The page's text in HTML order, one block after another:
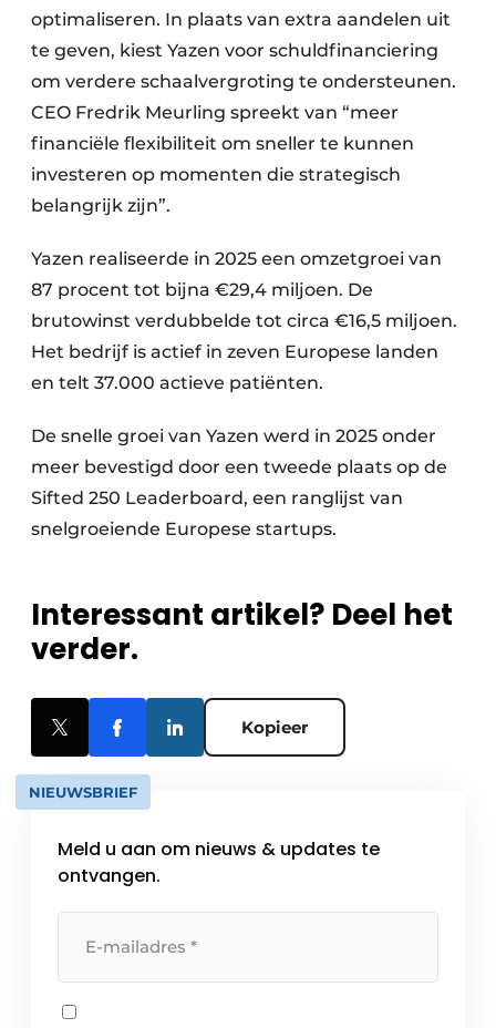
optimaliseren. In plaats van extra aandelen uit
te geven, kiest Yazen voor schuldfinanciering
om verdere schaalvergroting te ondersteunen.
CEO Fredrik Meurling spreekt van “meer
financiële flexibiliteit om sneller te kunnen
investeren op momenten die strategisch
belangrijk zijn”.
Yazen realiseerde in 2025 een omzetgroei van
87 procent tot bijna €29,4 miljoen. De
brutowinst verdubbelde tot circa €16,5 miljoen.
Het bedrijf is actief in zeven Europese landen
en telt 37.000 actieve patiënten.
De snelle groei van Yazen werd in 2025 onder
meer bevestigd door een tweede plaats op de
Sifted 250 Leaderboard, een ranglijst van
snelgroeiende Europese startups.
Interessant artikel? Deel het
verder.
Kopieer
NIEUWSBRIEF
Meld u aan om nieuws & updates te
ontvangen.